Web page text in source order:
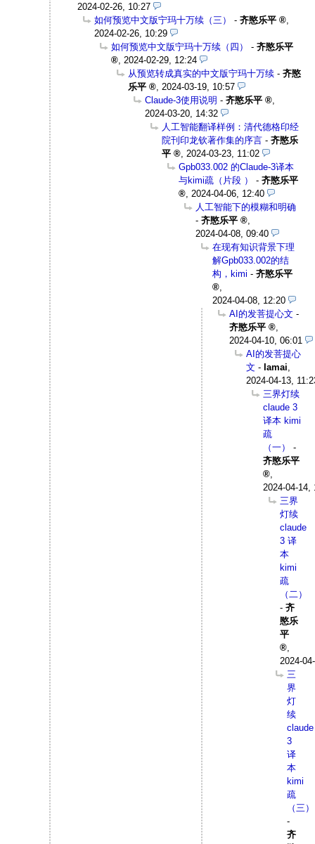
2024-02-26, 10:27
如何预览中文版宁玛十万续（三）
-齐愍乐平
,
2024-02-26, 10:29
如何预览中文版宁玛十万续（四）
-齐愍乐平
, 2024-02-29, 12:24
从预览转成真实的中文版宁玛十万续 -齐愍
乐平
, 2024-03-19, 10:57
Claude-3使用说明 -齐愍乐平
,
2024-03-20, 14:32
人工智能翻译样例：清代德格印经
院刊印龙钦著作集的序言 -齐愍乐
平
, 2024-03-23, 11:02
Gpb033.002 的Claude-3译本
与kimi疏（片段 ）
-齐愍乐平
, 2024-04-06, 12:40
人工智能下的模糊和明确
-齐愍乐平
,
2024-04-08, 09:40
在现有知识背景下理
解Gpb033.002的结
构，kimi -齐愍乐平
,
2024-04-08, 12:20
AI的发菩提心文 -
齐愍乐平
,
2024-04-10, 06:01
AI的发菩提心
文 - Iamai,
2024-04-13,
三界灯续
claude 3
译本 kimi
疏
（一）
-
齐愍乐平
,
2024-04-14,
三界
灯续
claude
3 译
本
kimi
疏
（二）
-齐
愍乐
平
,
2024-
三
界
灯
续
claude
3
译
本
kimi
疏
（三）
-
齐